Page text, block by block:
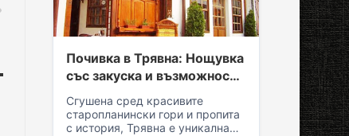
Почивка в Трявна: Нощувка
със закуска и възможност
за обяд и вечеря
Сгушена сред красивите
старопланински гори и пропита
с история, Трявна е уникална